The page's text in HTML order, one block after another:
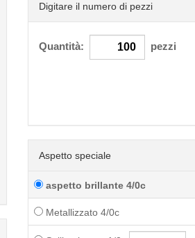
Digitare il numero di pezzi
Quantità: pezzi
Aspetto speciale
aspetto brillante 4/0c
Metallizzato 4/0c
< /picture>